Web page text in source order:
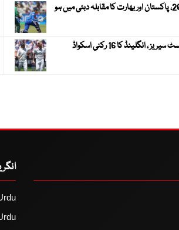
ویمنز ایشیا کپ 2026، پاکستان اور بھارت کا مقابلہ دبئی میں ہو
پاکستان کیخلاف ٹیسٹ سیریز ، انگلینڈ کا 16 رکنی اسکواڈ